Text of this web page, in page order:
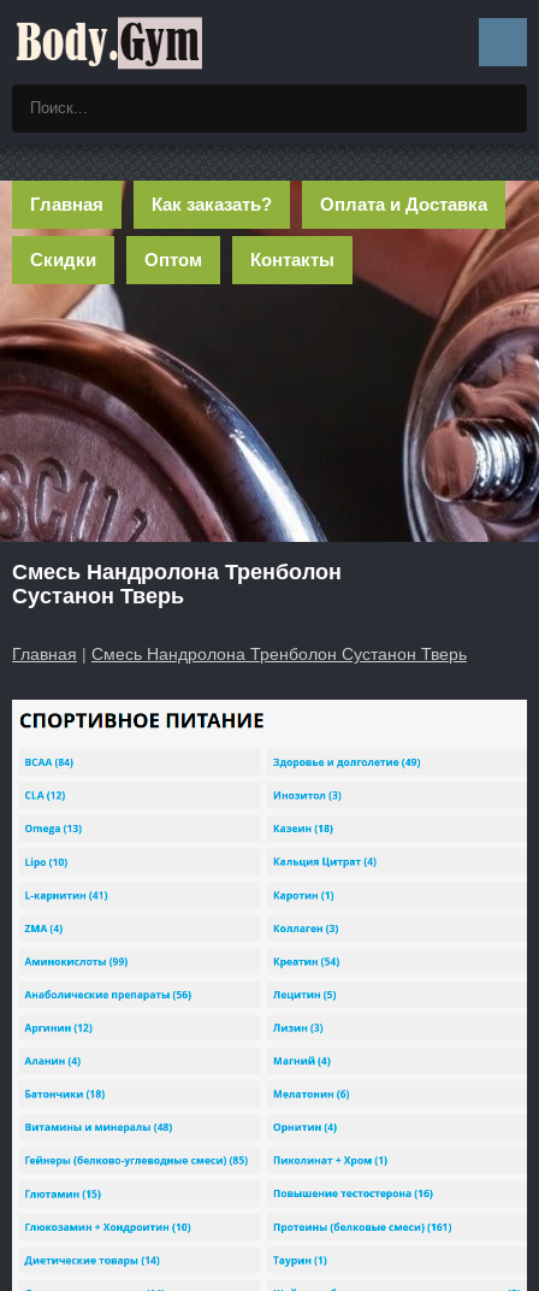
Главная Как заказать? Оплата и Доставка
Скидки Оптом Контакты
Смесь Нандролона Тренболон
Сустанон Тверь
Главная | Смесь Нандролона Тренболон Сустанон Тверь